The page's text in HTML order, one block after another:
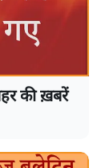
की ख़बरें